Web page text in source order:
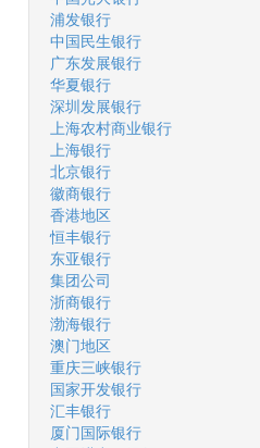
浦发银行
中国民生银行
广东发展银行
华夏银行
深圳发展银行
上海农村商业银行
上海银行
北京银行
徽商银行
香港地区
恒丰银行
东亚银行
集团公司
浙商银行
渤海银行
澳门地区
重庆三峡银行
国家开发银行
汇丰银行
厦门国际银行